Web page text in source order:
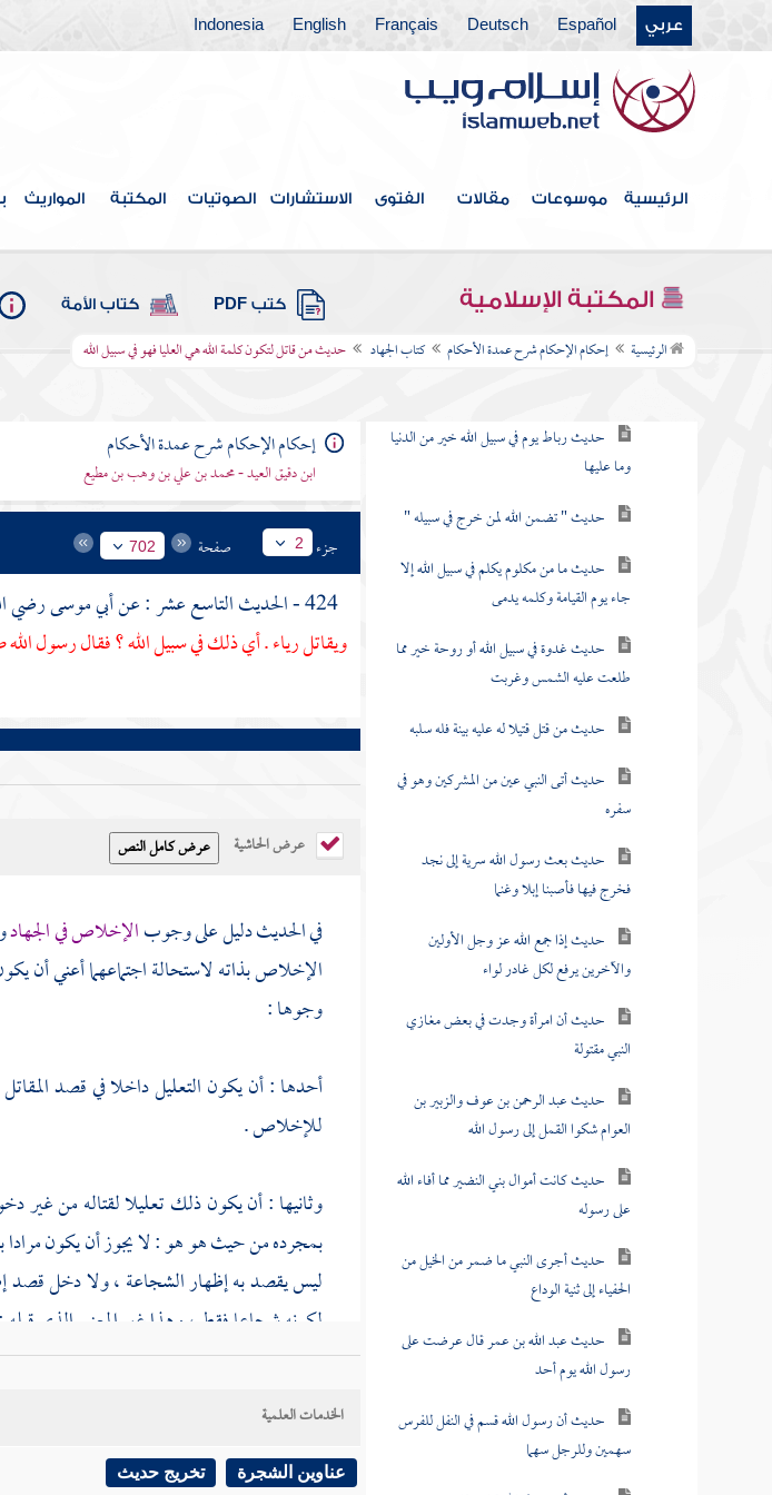
عربي Español
Deutsch
Français
English
Indonesia
الرئيسية موسوعات مقالات الفتوى الاستشارات الصوتيات المكتبة المواريث
المكتبة الإسلامية كتب PDF كتاب الأمة
الرئيسية إحكام الإحكام شرح عمدة الأحكام كتاب الجهاد حديث من قاتل لتكون كلمة الله هي العليا فهو في سبيل الله
كتاب القصاص
كتاب الحدود
كتاب الأيمان والنذور
كتاب الأطعمة
كتاب الأشربة
كتاب اللباس
كتاب الجهاد
حديث رباط يوم في سبيل الله خير من الدنيا
وما عليها
حديث " تضمن الله لمن خرج في سبيله "
حديث ما من مكلوم يكلم في سبيل الله إلا
جاء يوم القيامة وكلمه يدمى
حديث غدوة في سبيل الله أو روحة خير مما
طلعت عليه الشمس وغربت
حديث من قتل قتيلا له عليه بينة فله سلبه
حديث أتى النبي عين من المشركين وهو في
سفره
حديث بعث رسول الله سرية إلى نجد
فخرج فيها فأصبنا إبلا وغنما
حديث إذا جمع الله عز وجل الأولين
والآخرين يرفع لكل غادر لواء
حديث أن امرأة وجدت في بعض مغازي
النبي مقتولة
حديث عبد الرحمن بن عوف والزبير بن
العوام شكوا القمل إلى رسول الله
حديث كانت أموال بني النضير مما أفاء الله
على رسوله
حديث أجرى النبي ما ضمر من الخيل من
الحفياء إلى ثنية الوداع
حديث عبد الله بن عمر قال عرضت على
رسول الله يوم أحد
حديث أن رسول الله قسم في النفل للفرس
سهمين وللرجل سهما
إحكام الإحكام شرح عمدة الأحكام
ابن دقيق العيد - محمد بن علي بن وهب بن مطيع
جزء 2 صفحة 702
أبي موسىرضي
ويقاتل رياء . أي ذلك في سبيل الله ؟ فقال رسول
عرض الحاشية
في الحديث دليل على وجوبالإخلاص في الجهاد
الإخلاص بذاته لاستحالة اجتماعهما أعني أن
وجوها :
أحدها : أن يكون التعليل داخلا في قصد
للإخلاص .
وثانيها : أن يكون ذلك تعليلا لقتاله من غير
بمجرده من حيث هو هو : لا يجوز أن يكون مرادا
ليس يقصد به إظهار الشجاعة ، ولا دخل قصد
لكونه شجاعا فقط ، وهذا غير المعنى الذي
تعالى ، وحال يقاتل فيها ; لأنه شجاع ، إلا أنه
الحرب ، وكانت طبيعته المسارعة إلى القتال :
للرياء ; لأنه شجاع ، فإن الجبن مناف للقتال ،
الخدمات العلمية
عناوين الشجرة تخريج حديث